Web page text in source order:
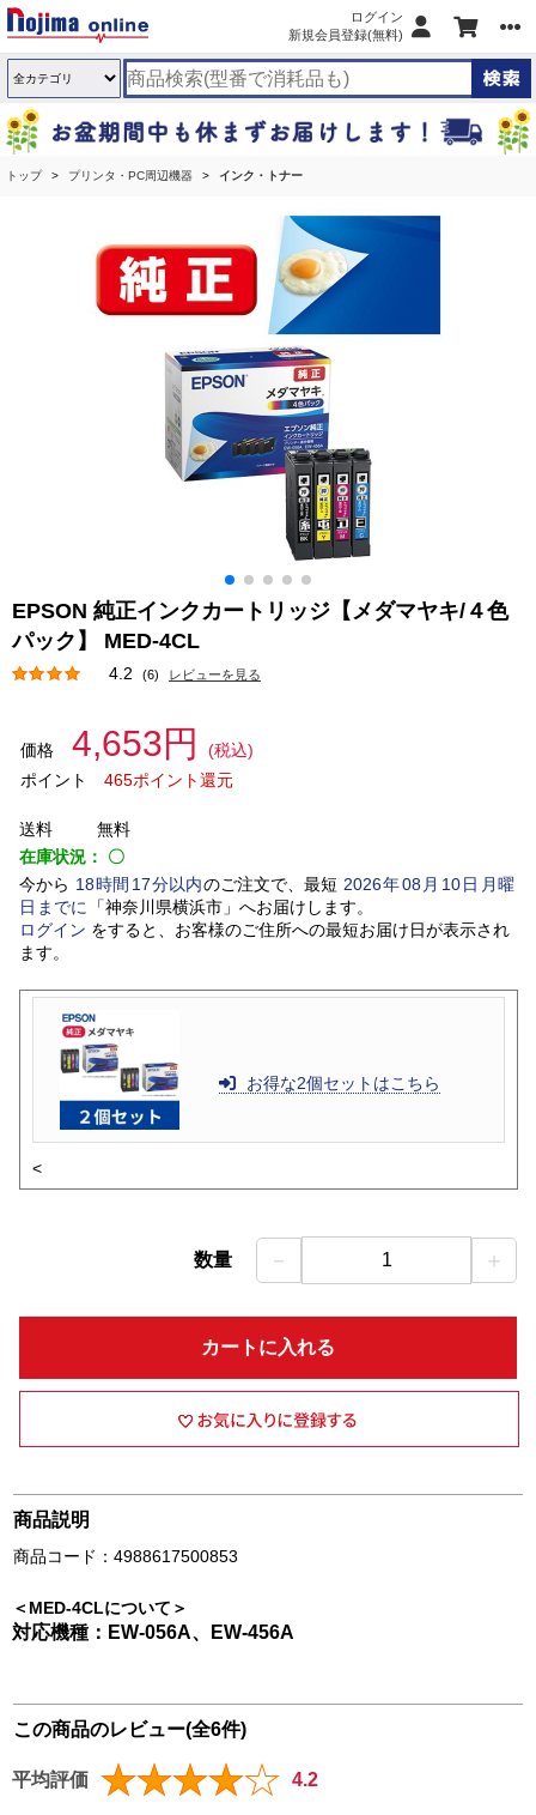
ログイン
新規会員登録(無料)
トップ プリンタ・PC周辺機器 インク・トナー
EPSON 純正インクカートリッジ【メダマヤキ/４色
パック】 MED-4CL
4.2 (6) レビューを見る
価格 4,653円
(税込)
ポイント
465ポイント還元
送料
無料
在庫状況： 〇
今から 18時間 17分以内のご注文で、最短 2026年08 月 10日月曜
日 までに 「神奈川県横浜市」 へお届けします。
ログイン をすると、お客様のご住所への最短お届け日が表示され
ます。
お得な2個セットはこちら
<
数量 － 1 ＋
カートに入れる
商品説明
商品コード：4988617500853
＜MED-4CLについて＞
対応機種：EW-056A、EW-456A
この商品のレビュー(全6件)
平均評価 4.2